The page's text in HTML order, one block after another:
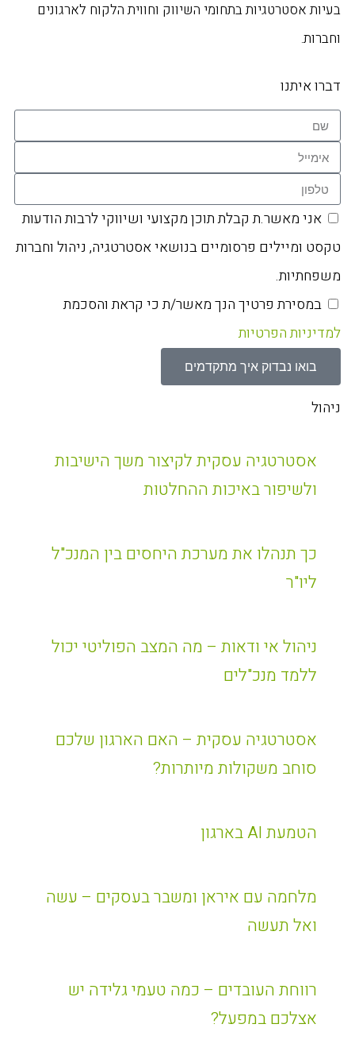
בעיות אסטרטגיות בתחומי השיווק וחווית הלקוח לארגונים
וחברות.
דברו איתנו
אני מאשר.ת קבלת תוכן מקצועי ושיווקי לרבות הודעות
טקסט ומיילים פרסומיים בנושאי אסטרטגיה, ניהול וחברות
משפחתיות.
במסירת פרטיך הנך מאשר/ת כי קראת והסכמת
למדיניות הפרטיות
בואו נבדוק איך מתקדמים
ניהול
אסטרטגיה עסקית לקיצור משך הישיבות
ולשיפור באיכות ההחלטות
כך תנהלו את מערכת היחסים בין המנכ"ל
ליו"ר
ניהול אי ודאות – מה המצב הפוליטי יכול
ללמד מנכ"לים
אסטרטגיה עסקית – האם הארגון שלכם
סוחב משקולות מיותרות?
הטמעת AI בארגון
מלחמה עם איראן ומשבר בעסקים – עשה
ואל תעשה
רווחת העובדים – כמה טעמי גלידה יש
אצלכם במפעל?